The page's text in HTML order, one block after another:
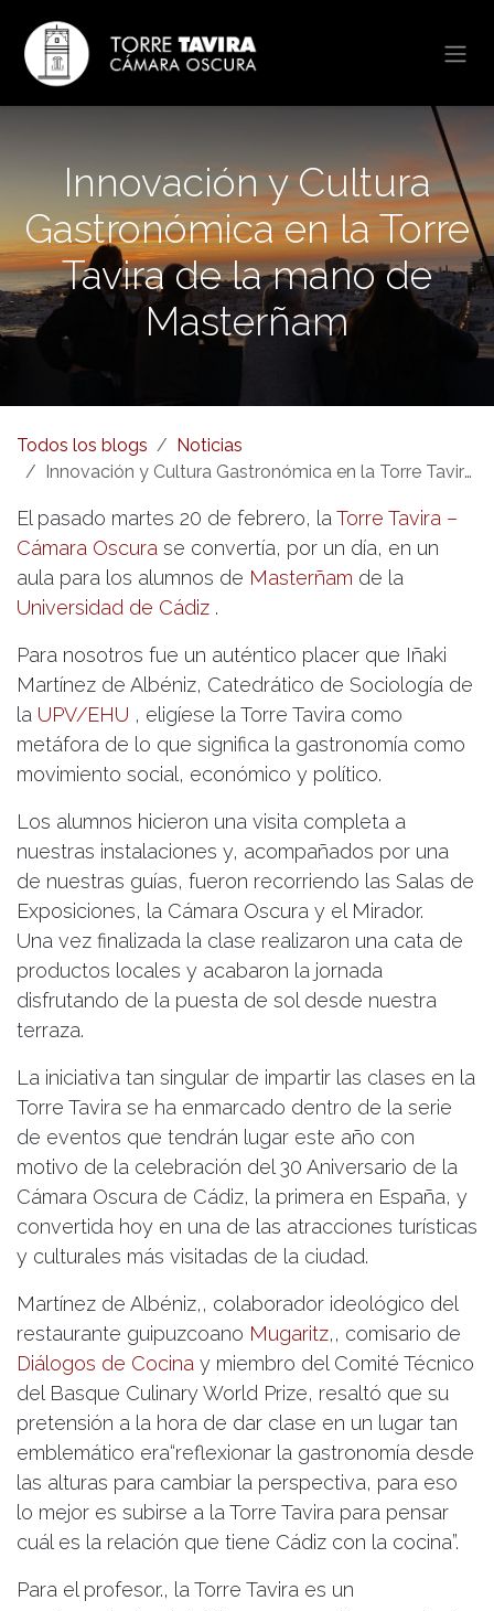
Innovación y Cultura
Gastronómica en la Torre
Tavira de la mano de
Masterñam
Todos los blogs
Noticias
Innovación y Cultura Gastronómica en la Torre Tavira de la mano de Masterñam
El pasado martes 20 de febrero, la Torre Tavira –
Cámara Oscura se convertía, por un día, en un
aula para los alumnos de Masterñam de la
Universidad de Cádiz .
Para nosotros fue un auténtico placer que Iñaki
Martínez de Albéniz, Catedrático de Sociología de
la UPV/EHU , eligíese la Torre Tavira como
metáfora de lo que significa la gastronomía como
movimiento social, económico y político.
Los alumnos hicieron una visita completa a
nuestras instalaciones y, acompañados por una
de nuestras guías, fueron recorriendo las Salas de
Exposiciones, la Cámara Oscura y el Mirador.
Una vez finalizada la clase realizaron una cata de
productos locales y acabaron la jornada
disfrutando de la puesta de sol desde nuestra
terraza.
La iniciativa tan singular de impartir las clases en la
Torre Tavira se ha enmarcado dentro de la serie
de eventos que tendrán lugar este año con
motivo de la celebración del 30 Aniversario de la
Cámara Oscura de Cádiz, la primera en España, y
convertida hoy en una de las atracciones turísticas
y culturales más visitadas de la ciudad.
Martínez de Albéniz,, colaborador ideológico del
restaurante guipuzcoano Mugaritz,, comisario de
Diálogos de Cocina y miembro del Comité Técnico
del Basque Culinary World Prize, resaltó que su
pretensión a la hora de dar clase en un lugar tan
emblemático era“reflexionar la gastronomía desde
las alturas para cambiar la perspectiva, para eso
lo mejor es subirse a la Torre Tavira para pensar
cuál es la relación que tiene Cádiz con la cocina”.
Para el profesor., la Torre Tavira es un